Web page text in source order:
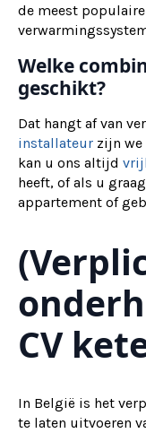
de meest
Welke
geschikt?
Dat hangt af van
installateur zijn
kan u ons altijd
heeft, of als u
appartement of
CV
In België is het
te laten uitvoeren